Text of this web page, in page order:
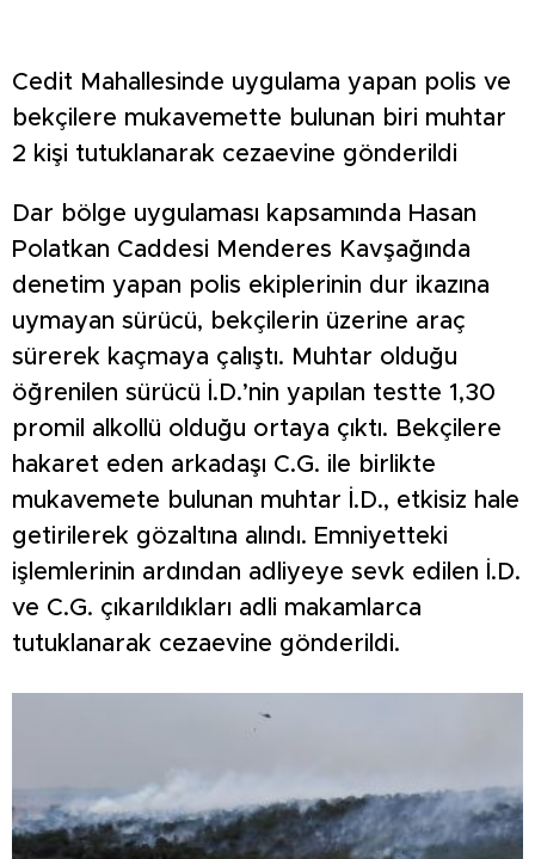
Cedit Mahallesinde uygulama yapan polis ve
bekçilere mukavemette bulunan biri muhtar
2 kişi tutuklanarak cezaevine gönderildi
Dar bölge uygulaması kapsamında Hasan
Polatkan Caddesi Menderes Kavşağında
denetim yapan polis ekiplerinin dur ikazına
uymayan sürücü, bekçilerin üzerine araç
sürerek kaçmaya çalıştı. Muhtar olduğu
öğrenilen sürücü İ.D.’nin yapılan testte 1,30
promil alkollü olduğu ortaya çıktı. Bekçilere
hakaret eden arkadaşı C.G. ile birlikte
mukavemete bulunan muhtar İ.D., etkisiz hale
getirilerek gözaltına alındı. Emniyetteki
işlemlerinin ardından adliyeye sevk edilen İ.D.
ve C.G. çıkarıldıkları adli makamlarca
tutuklanarak cezaevine gönderildi.